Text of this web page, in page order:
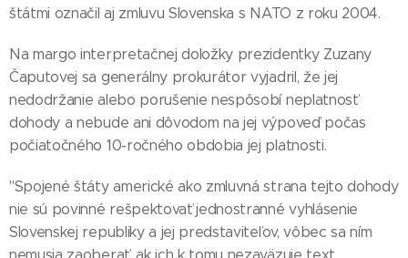
štátmi označil aj zmluvu Slovenska s NATO z roku 2004.
Na margo interpretačnej doložky prezidentky Zuzany
Čaputovej sa generálny prokurátor vyjadril, že ​jej
nedodržanie alebo porušenie nespôsobí neplatnosť
dohody a nebude ani dôvodom na jej výpoveď počas
počiatočného 10-ročného obdobia jej platnosti.
"Spojené štáty americké ako zmluvná strana tejto dohody
nie sú povinné rešpektovať jednostranné vyhlásenie
Slovenskej republiky a jej predstaviteľov, vôbec sa ním